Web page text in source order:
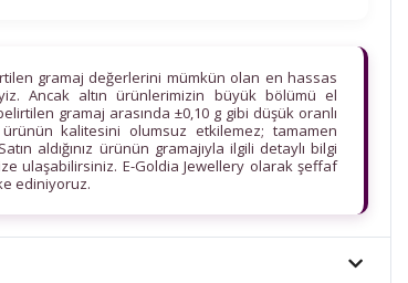
gramaj değerlerini mümkün olan en hassas
Ancak altın ürünlerimizin büyük bölümü el
gramaj arasında ±0,10 g gibi düşük oranlı
kalitesini olumsuz etkilemez; tamamen
aldığınız ürünün gramajıyla ilgili detaylı bilgi
ulaşabilirsiniz. E-Goldia Jewellery olarak şeffaf
ediniyoruz.